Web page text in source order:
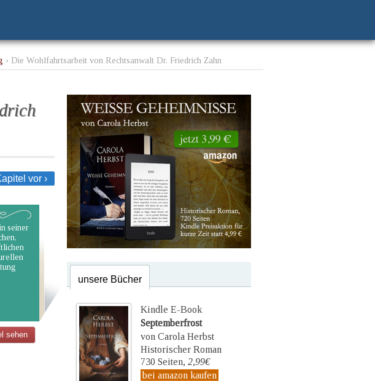
› Die Wohlfahrtsarbeit von Rechtsanwalt Dr. Friedrich Zahn
vor ›
seiner
sehen
unsere Bücher
Kindle E-Book
Septemberfrost
von Carola Herbst
Historischer Roman
730 Seiten, 2,99€
bei amazon kaufen